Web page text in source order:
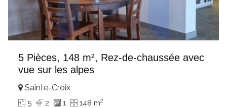
5 Pièces, 148 m², Rez-de-chaussée avec
vue sur les alpes
Sainte-Croix
5 2 1 148 m2